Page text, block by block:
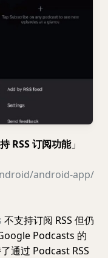
RSS 订阅功能」
android-app/
不支持订阅 RSS 但仍
Podcasts 的
通过 Podcast RSS